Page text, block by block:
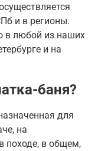
и в регионы.
в любой из наших
и на
баня?
для
на
походе, в общем,